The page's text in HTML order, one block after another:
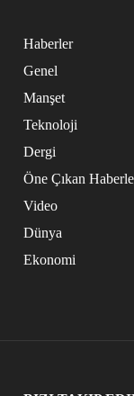
Haberler
Genel
Manşet
Teknoloji
Dergi
Öne Çıkan
Video
Dünya
Ekonomi